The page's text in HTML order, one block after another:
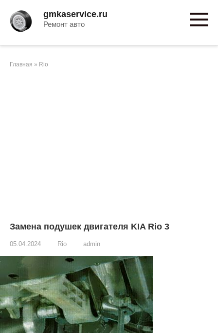
контенту
gmkaservice.ru
Ремонт авто
Главная » Rio
Замена подушек двигателя KIA Rio 3
05.04.2024 Rio admin